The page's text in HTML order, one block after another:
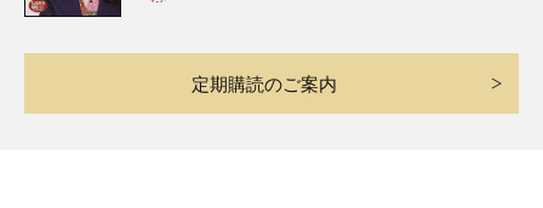
定期購読のご案内